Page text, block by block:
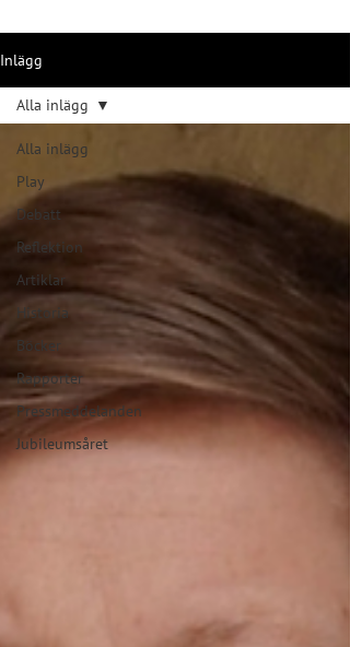
Inlägg
Alla inlägg
Play
Debatt
Reflektion
Artiklar
Historia
Böcker
Rapporter
Pressmeddelanden
Jubileumsåret
Alla inlägg